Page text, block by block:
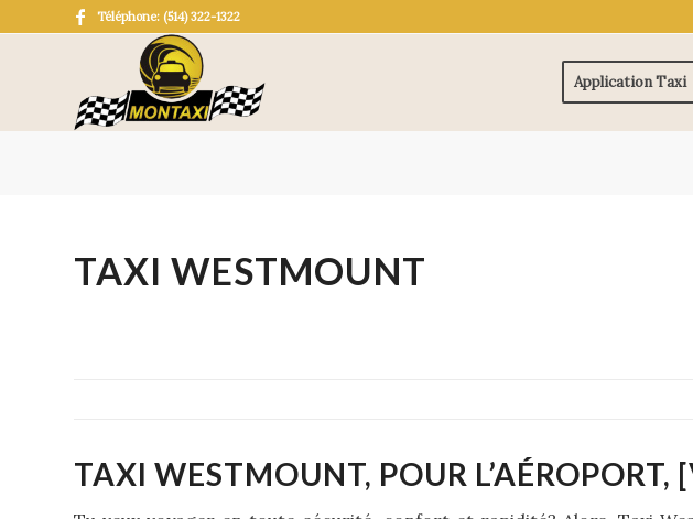
Téléphone: (514) 322-1322
Application Taxi
TAXI WESTMOUNT
TAXI WESTMOUNT, POUR L’AÉROPORT,